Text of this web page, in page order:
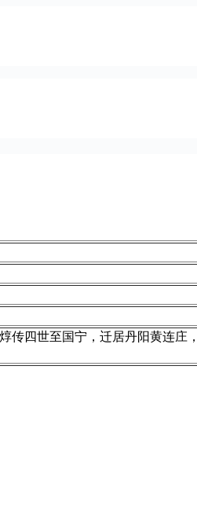
四世至国宁，迁居丹阳黄连庄